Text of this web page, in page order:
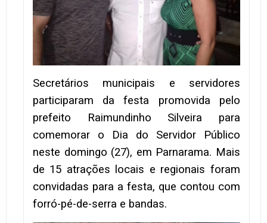
Secretários municipais e servidores
participaram da festa promovida pelo
prefeito Raimundinho Silveira para
comemorar o Dia do Servidor Público
neste domingo (27), em Parnarama. Mais
de 15 atrações locais e regionais foram
convidadas para a festa, que contou com
forró-pé-de-serra e bandas.